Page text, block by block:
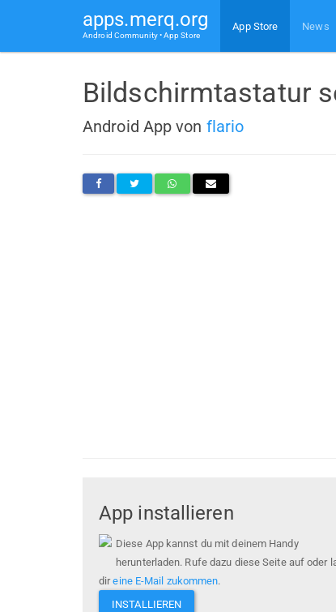
apps.merq.org
Android Community • App Store
App Store News
Bildschirmtastatur
Android App von flario
App installieren
Diese App kannst du mit deinem Handy
herunterladen. Rufe dazu diese Seite auf oder
direine E-Mail zukommen.
INSTALLIEREN